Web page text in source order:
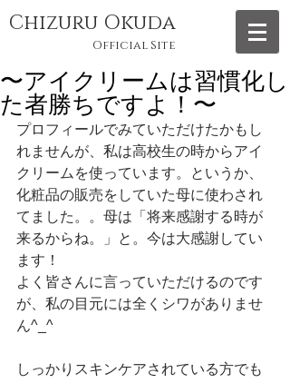
Chizuru Okuda
Official Site
〜アイクリームは習慣化し
た者勝ちですよ！〜
プロフィールでみていただけたかもし
れませんが、私は高校生の時からアイ
クリームを使っています。というか、
化粧品の販売をしていた母に使わされ
てました。。母は「将来感謝する時が
来るからね。」と。今は大感謝してい
ます！
よく皆さんに言っていただけるのです
が、私の目元には全くシワがありませ
ん^_^
しっかりスキンケアされている方でも